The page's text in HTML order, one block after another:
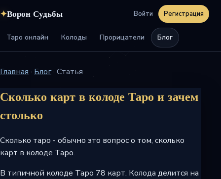
✦Ворон Судьбы
Таро онлайн Колоды Прорицатели Блог
Войти Регистрация
Главная · Блог· Статья
Сколько карт в колоде Таро и зачем
столько
Сколько таро - обычно это вопрос о том, сколько
карт в колоде Таро.
В типичной колоде Таро 78 карт. Колода делится на